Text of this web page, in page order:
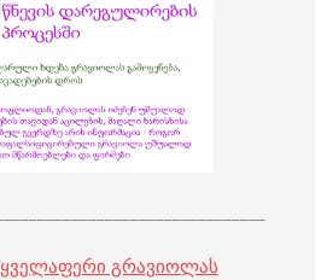
ყველაფერი გრავიოლას